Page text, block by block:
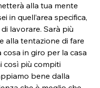
alla tua mente
in quell’area specifica,
lavorare. Sarà più
alla tentazione di fare
cosa in giro per la casa
così più compiti
bene dalla